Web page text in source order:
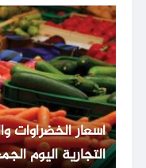
أسعار الخضراوات
التجارية اليوم الجمعة 3